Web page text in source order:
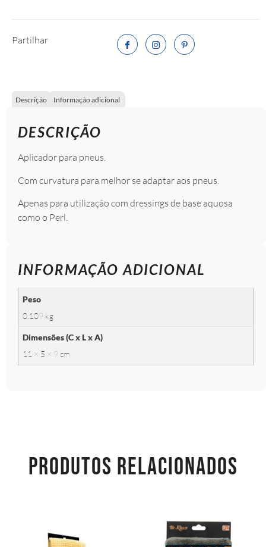
Partilhar
Descrição Informação adicional
DESCRIÇÃO
Aplicador para pneus.
Com curvatura para melhor se adaptar aos pneus.
Apenas para utilização com dressings de base aquosa
como o Perl.
INFORMAÇÃO ADICIONAL
Peso
0.109 kg
Dimensões (C x L x A)
11 × 5 × 9 cm
PRODUTOS RELACIONADOS